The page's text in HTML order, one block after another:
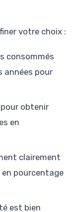
votre choix :
consommés
années pour
obtenir
en
clairement
pourcentage
est bien